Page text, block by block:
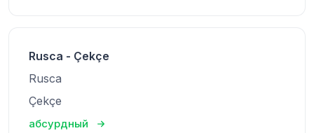
Rusca - Çekçe
Rusca
Çekçe
абсурдный